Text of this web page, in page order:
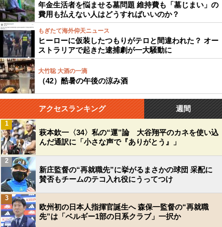
年金生活者を悩ませる墓問題 維持費も「墓じまい」の
費用も払えない人はどうすればいいのか？
もぎたて海外仰天ニュース
ヒーローに仮装したつもりがテロと間違われた？ オー
ストラリアで起きた逮捕劇が一大騒動に
大竹聡 大酒の一滴
（42）酷暑の午後の涼み酒
アクセスランキング 週間
萩本欽一〈34〉私の“運”論 大谷翔平のカネを使い込
んだ通訳に「小さな声で『ありがとう』」
1
新庄監督の“再就職先”に挙がるまさかの球団 采配に
賛否もチームのテコ入れ役にうってつけ
2
欧州初の日本人指揮官誕生へ 森保一監督の“再就職
先”は「ベルギー1部の日系クラブ」一択か
3